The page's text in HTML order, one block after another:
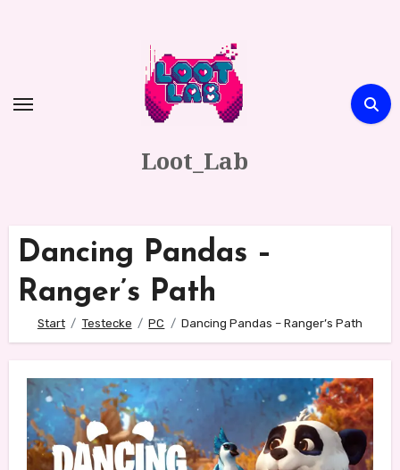
Loot_Lab
Dancing Pandas –
Ranger’s Path
Start Testecke PC Dancing Pandas – Ranger’s Path